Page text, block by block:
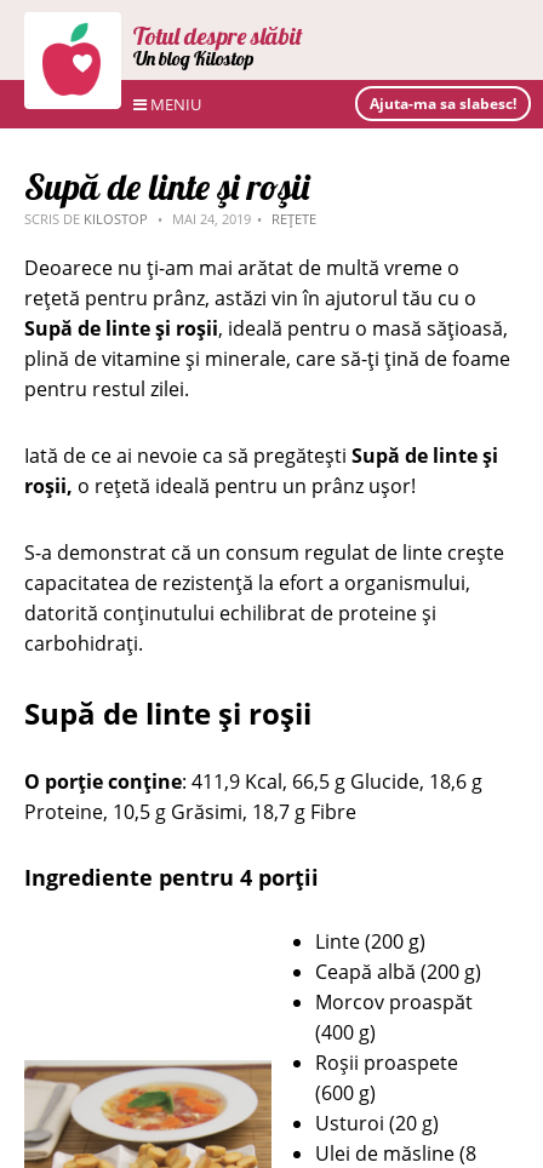
Totul despre slăbit
Un blog Kilostop
MENIU Ajuta-ma sa slabesc!
Supă de linte şi roşii
SCRIS DE KILOSTOP MAI 24, 2019 REȚETE
Deoarece nu ți-am mai arătat de multă vreme o
rețetă pentru prânz, astăzi vin în ajutorul tău cu o
Supă de linte și roșii, ideală pentru o masă sățioasă,
plină de vitamine și minerale, care să-ți țină de foame
pentru restul zilei.
Iată de ce ai nevoie ca să pregătești Supă de linte și
roșii, o rețetă ideală pentru un prânz ușor!
S-a demonstrat că un consum regulat de linte creşte
capacitatea de rezistenţă la efort a organismului,
datorită conținutului echilibrat de proteine și
carbohidrați.
Supă de linte şi roşii
O porție conține: 411,9 Kcal, 66,5 g Glucide, 18,6 g
Proteine, 10,5 g Grăsimi, 18,7 g Fibre
Ingrediente pentru 4 porții
Linte (200 g)
Ceapă albă (200 g)
Morcov proaspăt
(400 g)
Roşii proaspete
(600 g)
Usturoi (20 g)
Ulei de măsline (8